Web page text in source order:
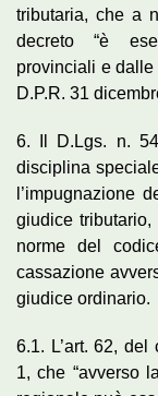
tributaria, che a
decreto “è
provinciali e
D.P.R. 31
6. Il D.Lgs. n.
disciplina
l’impugnazione
giudice
norme del
cassazione
giudice ordinario.
6.1. L’art. 62,
1, che “avverso